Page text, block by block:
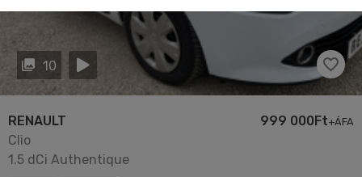
10
RENAULT 999 000Ft+ÁFA
Clio
1.5 dCi Authentique